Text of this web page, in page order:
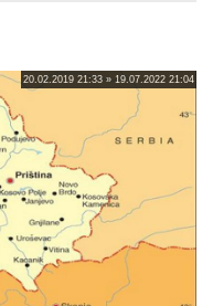
20.02.2019 21:33 » 19.07.2022 21:04